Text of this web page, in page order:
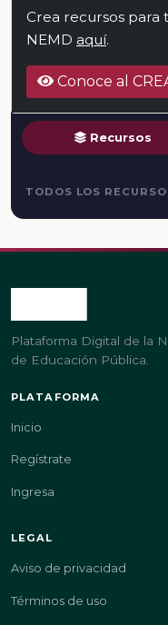
Crea recursos para
NEMD aquí.
Conoce al
Recursos
TODOS LOS
Plataforma Digital de la
de Educación Pública.
PLATAFORMA
Inicio
Regístrate
Ingresa
LEGAL
Aviso de privacidad
Términos de uso